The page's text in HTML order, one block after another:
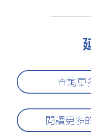
查詢更
閱讀更多